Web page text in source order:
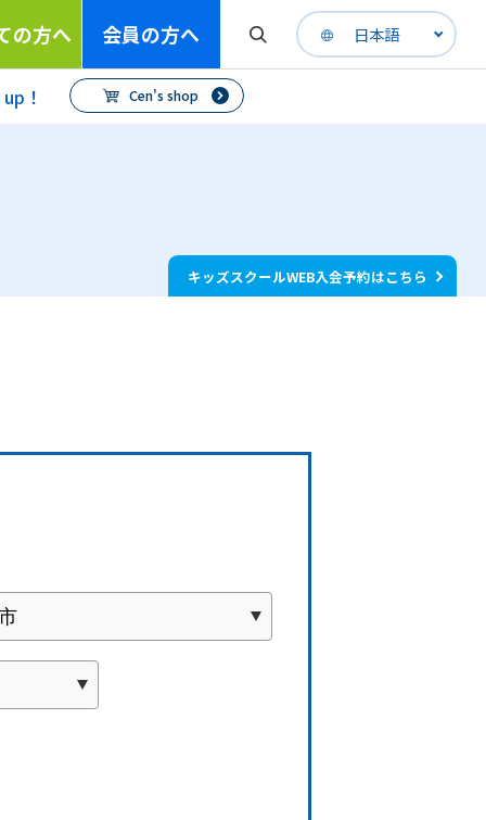
の方へ 会員の方へ 日本語
！ Cen's shop
キッズスクールWEB入会予約はこちら